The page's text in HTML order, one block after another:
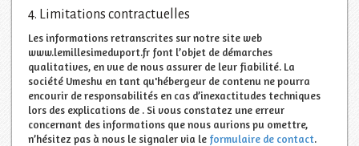
4. Limitations contractuelles
Les informations retranscrites sur notre site web
www.lemillesimeduport.fr font l’objet de démarches
qualitatives, en vue de nous assurer de leur fiabilité. La
société Umeshu en tant qu'hébergeur de contenu ne pourra
encourir de responsabilités en cas d’inexactitudes techniques
lors des explications de . Si vous constatez une erreur
concernant des informations que nous aurions pu omettre,
n’hésitez pas à nous le signaler via le formulaire de contact.